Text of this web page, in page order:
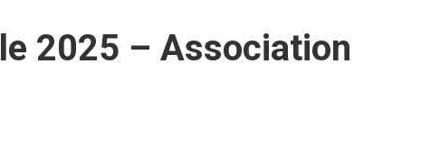
2025 – Association